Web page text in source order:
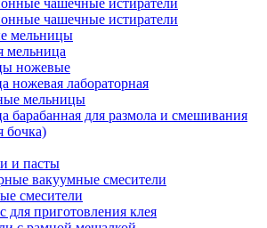
чашечные истиратели
чашечные истиратели
мельницы
мельница
ножевые
ножевая лабораторная
мельницы
барабанная для размола и смешивания
бочка)
и пасты
вакуумные смесители
смесители
для приготовления клея